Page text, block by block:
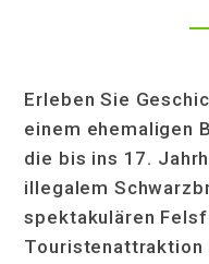
Erleben Sie
einem ehemaligen
die bis ins 17.
illegalem
spektakulären
Touristenattraktion